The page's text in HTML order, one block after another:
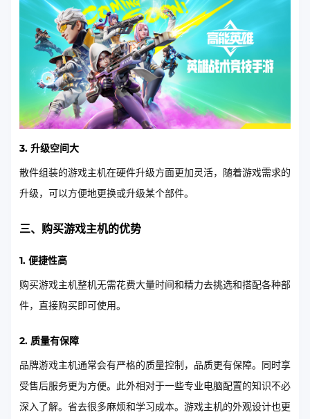
3. 升级空间大
散件组装的游戏主机在硬件升级方面更加灵活，随着游戏需求的
升级，可以方便地更换或升级某个部件。
三、购买游戏主机的优势
1. 便捷性高
购买游戏主机整机无需花费大量时间和精力去挑选和搭配各种部
件，直接购买即可使用。
2. 质量有保障
品牌游戏主机通常会有严格的质量控制，品质更有保障。同时享
受售后服务更为方便。此外相对于一些专业电脑配置的知识不必
深入了解。省去很多麻烦和学习成本。游戏主机的外观设计也更